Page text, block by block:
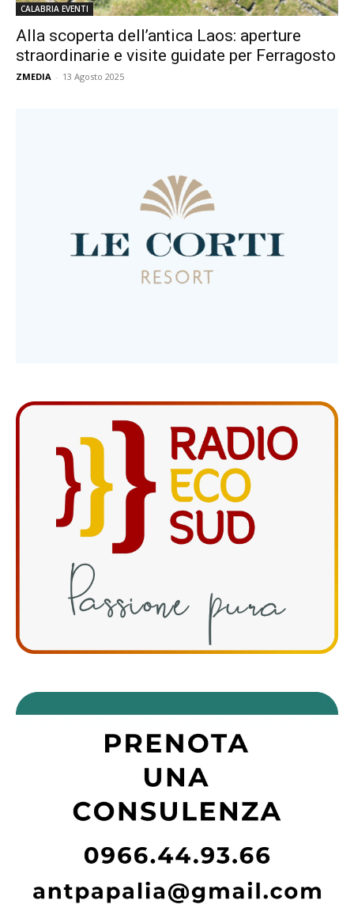
CALABRIA EVENTI
Alla scoperta dell’antica Laos: aperture
straordinarie e visite guidate per Ferragosto
ZMEDIA - 13 Agosto 2025